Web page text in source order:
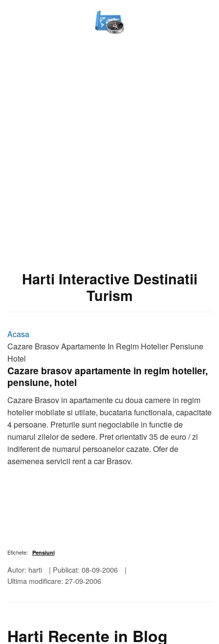
Harti Interactive Destinatii
Turism
Acasa
Cazare Brasov Apartamente In Regim Hotelier Pensiune
Hotel
Cazare brasov apartamente in regim hotelier,
pensiune, hotel
Cazare Brasov in apartamente cu doua camere in regim
hotelier mobilate si utilate, bucataria functionala, capacitate
4 persoane. Preturile sunt negociabile in functie de
numarul zilelor de sedere. Pret orientativ 35 de euro / zi
indiferent de numarul persoanelor cazate. Ofer de
asemenea servicii rent a car Brasov.
Etichete: Pensiuni
Autor: harti | Publicat: 08-09-2006
|
Ultima modificare: 27-09-2006
Harti Recente in Blog